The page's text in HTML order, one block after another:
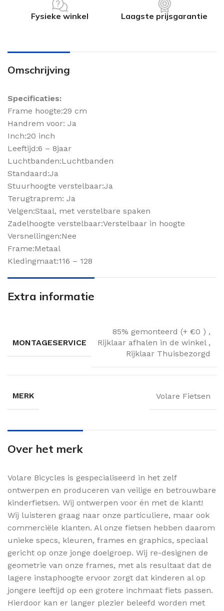
Fysieke winkel Laagste prijsgarantie
Omschrijving
Specificaties:
Frame hoogte:29 cm
Handrem voor: Ja
Inch:20 inch
Leeftijd:6 – 8jaar
Luchtbanden:Luchtbanden
Standaard:Ja
Stuurhoogte verstelbaar:Ja
Terugtraprem: Ja
Velgen:Staal, met verstelbare spaken
Zadelhoogte verstelbaar:Verstelbaar in hoogte
Versnellingen:Nee
Frame:Metaal
Kledingmaat:116 – 128
Extra informatie
MONTAGESERVICE
85% gemonteerd (+ €0 ) ,
Rijklaar afhalen in de winkel ,
Rijklaar Thuisbezorgd
MERK Volare Fietsen
Over het merk
Volare Bicycles is gespecialiseerd in het zelf
ontwerpen en produceren van veilige en betrouwbare
kinderfietsen. Wij ontwerpen voor én met de klant!
Wij luisteren graag naar onze particuliere, maar ook
commerciële klanten. Al onze fietsen hebben daarom
unieke specs, kleuren, frames en graphics, speciaal
gericht op onze jonge doelgroep. Wij re-designen de
geometrie van onze frames, met als resultaat dat de
lagere instaphoogte ervoor zorgt dat kinderen al op
jongere leeftijd op een grotere inchmaat fiets passen.
Hierdoor kan er langer plezier beleefd worden met